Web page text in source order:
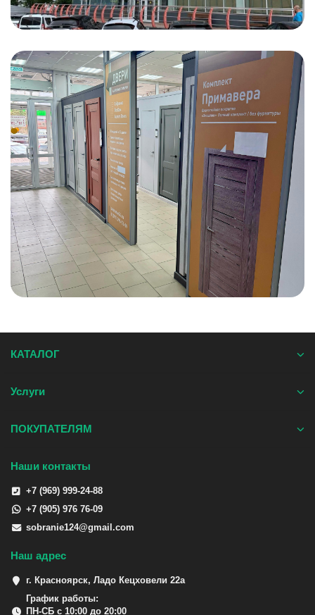
КАТАЛОГ
Услуги
ПОКУПАТЕЛЯМ
Наши контакты
+7 (969) 999-24-88
+7 (905) 976 76-09
sobranie124@gmail.com
Наш адрес
г. Красноярск, Ладо Кецховели 22а
График работы:
ПН-СБ с 10:00 до 20:00